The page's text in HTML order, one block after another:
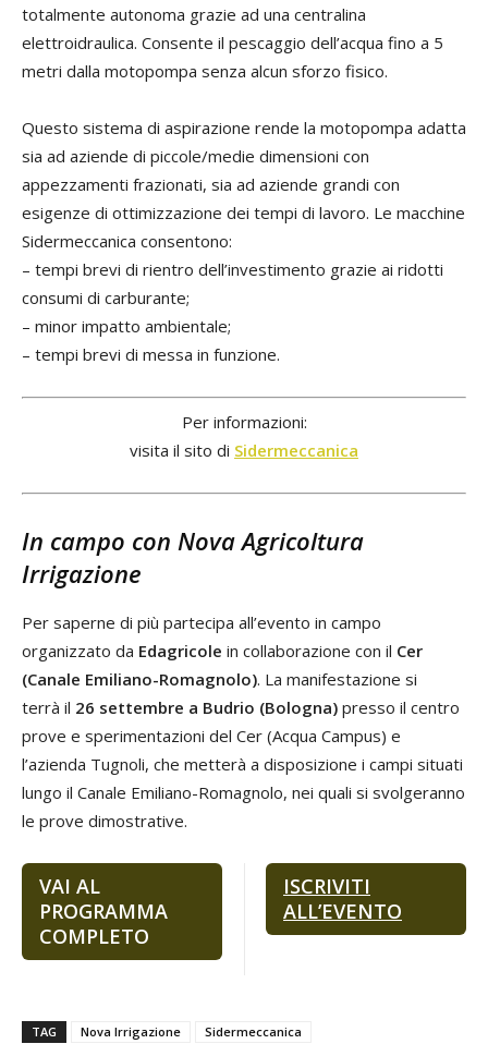
totalmente autonoma grazie ad una centralina
elettroidraulica. Consente il pescaggio dell’acqua fino a 5
metri dalla motopompa senza alcun sforzo fisico.
Questo sistema di aspirazione rende la motopompa adatta
sia ad aziende di piccole/medie dimensioni con
appezzamenti frazionati, sia ad aziende grandi con
esigenze di ottimizzazione dei tempi di lavoro. Le macchine
Sidermeccanica consentono:
– tempi brevi di rientro dell’investimento grazie ai ridotti
consumi di carburante;
– minor impatto ambientale;
– tempi brevi di messa in funzione.
Per informazioni:
visita il sito di Sidermeccanica
In campo con Nova Agricoltura
Irrigazione
Per saperne di più partecipa all’evento in campo
organizzato da Edagricole in collaborazione con il Cer
(Canale Emiliano-Romagnolo). La manifestazione si
terrà il 26 settembre a Budrio (Bologna) presso il centro
prove e sperimentazioni del Cer (Acqua Campus) e
l’azienda Tugnoli, che metterà a disposizione i campi situati
lungo il Canale Emiliano-Romagnolo, nei quali si svolgeranno
le prove dimostrative.
VAI AL
PROGRAMMA
COMPLETO
ISCRIVITI
ALL’EVENTO
TAG Nova Irrigazione Sidermeccanica